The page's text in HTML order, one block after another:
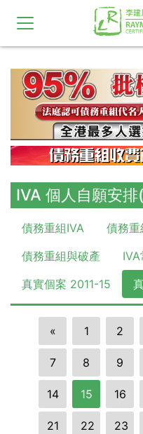
IVA 個人自願安
債務重組IVA 債務重
債務重組與破產
真實個案 2011-15
« 1 2
7 8 9
14 15 16
21 22 23